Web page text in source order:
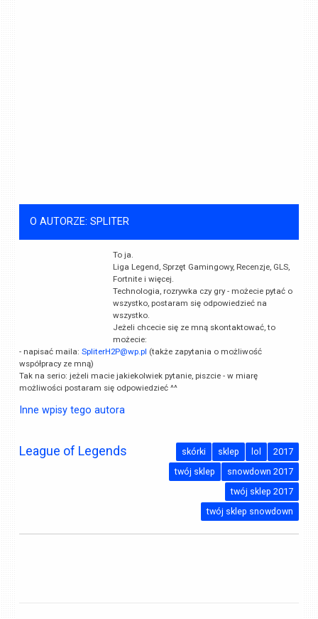
O AUTORZE: SPLITER
To ja.
Liga Legend, Sprzęt Gamingowy, Recenzje, GLS,
Fortnite i więcej.
Technologia, rozrywka czy gry - możecie pytać o
wszystko, postaram się odpowiedzieć na
wszystko.
Jeżeli chcecie się ze mną skontaktować, to
możecie:
- napisać maila:SpliterH2P@wp.pl (także zapytania o możliwość
współpracy ze mną)
Tak na serio: jeżeli macie jakiekolwiek pytanie, piszcie - w miarę
możliwości postaram się odpowiedzieć ^^
Inne wpisy tego autora
League of Legends 2017
lol
sklep
skórki
snowdown 2017
twój sklep
twój sklep 2017
twój sklep snowdown